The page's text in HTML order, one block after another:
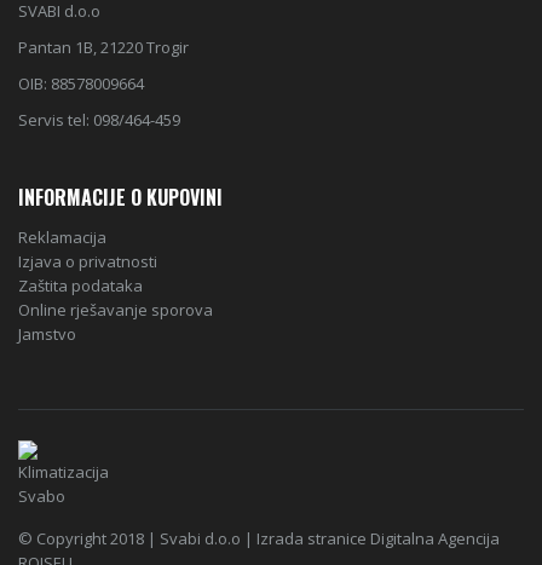
SVABI d.o.o
Pantan 1B, 21220 Trogir
OIB: 88578009664
Servis tel: 098/464-459
INFORMACIJE O KUPOVINI
Reklamacija
Izjava o privatnosti
Zaštita podataka
Online rješavanje sporova
Jamstvo
© Copyright 2018 | Svabi d.o.o | Izrada stranice Digitalna Agencija